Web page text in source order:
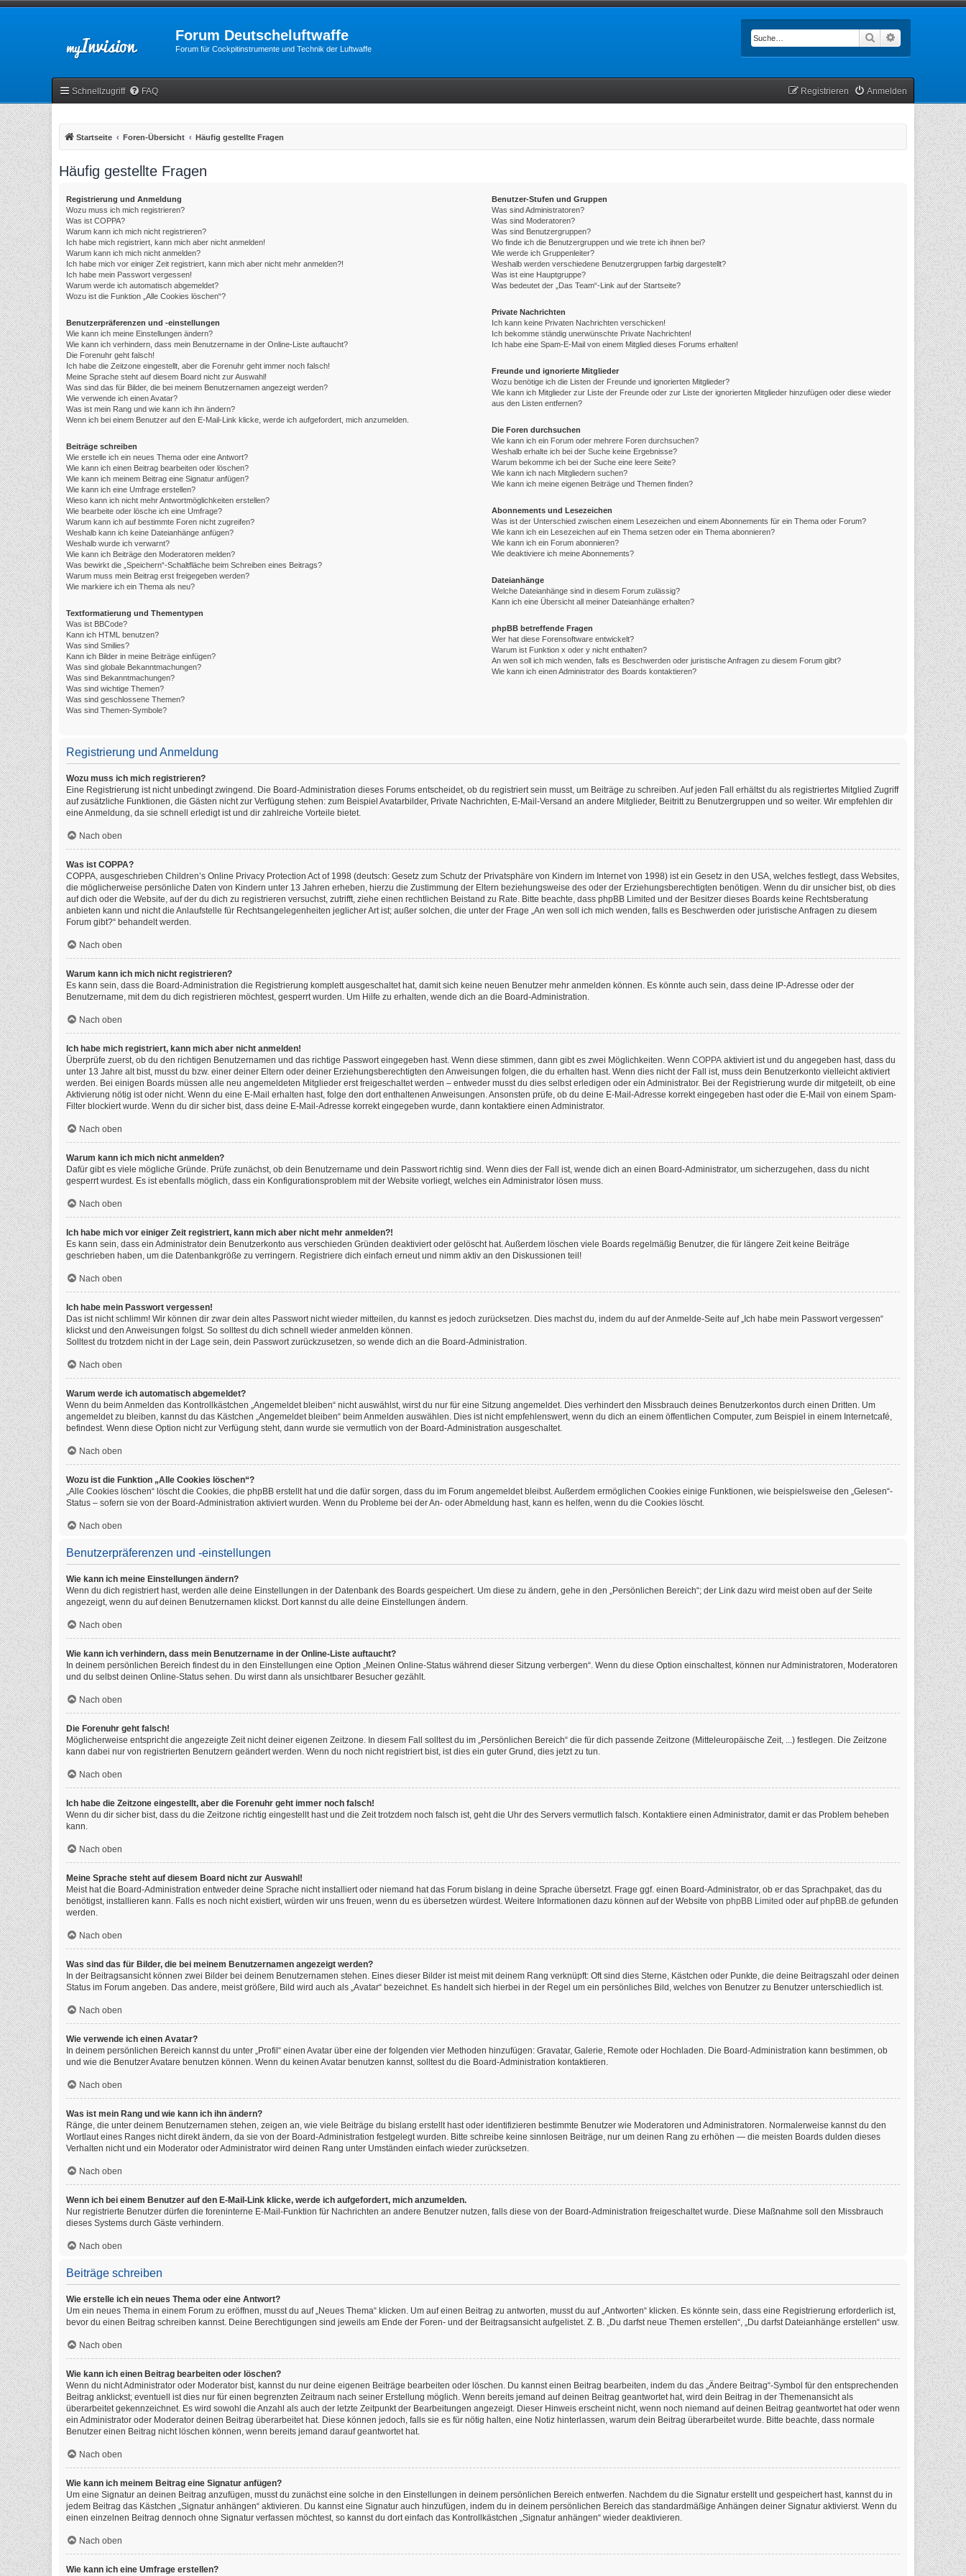
Forum Deutscheluftwaffe
Forum für Cockpitinstrumente und Technik der Luftwaffe
Suche
Schnellzugriff FAQ Anmelden
Registrieren
Startseite Foren-Übersicht Häufig gestellte Fragen
Häufig gestellte Fragen
Registrierung und Anmeldung
Wozu muss ich mich registrieren?
Was ist COPPA?
Warum kann ich mich nicht registrieren?
Ich habe mich registriert, kann mich aber nicht anmelden!
Warum kann ich mich nicht anmelden?
Ich habe mich vor einiger Zeit registriert, kann mich aber nicht mehr anmelden?!
Ich habe mein Passwort vergessen!
Warum werde ich automatisch abgemeldet?
Wozu ist die Funktion „Alle Cookies löschen“?
Benutzerpräferenzen und -einstellungen
Wie kann ich meine Einstellungen ändern?
Wie kann ich verhindern, dass mein Benutzername in der Online-Liste auftaucht?
Die Forenuhr geht falsch!
Ich habe die Zeitzone eingestellt, aber die Forenuhr geht immer noch falsch!
Meine Sprache steht auf diesem Board nicht zur Auswahl!
Was sind das für Bilder, die bei meinem Benutzernamen angezeigt werden?
Wie verwende ich einen Avatar?
Was ist mein Rang und wie kann ich ihn ändern?
Wenn ich bei einem Benutzer auf den E-Mail-Link klicke, werde ich aufgefordert, mich anzumelden.
Beiträge schreiben
Wie erstelle ich ein neues Thema oder eine Antwort?
Wie kann ich einen Beitrag bearbeiten oder löschen?
Wie kann ich meinem Beitrag eine Signatur anfügen?
Wie kann ich eine Umfrage erstellen?
Wieso kann ich nicht mehr Antwortmöglichkeiten erstellen?
Wie bearbeite oder lösche ich eine Umfrage?
Warum kann ich auf bestimmte Foren nicht zugreifen?
Weshalb kann ich keine Dateianhänge anfügen?
Weshalb wurde ich verwarnt?
Wie kann ich Beiträge den Moderatoren melden?
Was bewirkt die „Speichern“-Schaltfläche beim Schreiben eines Beitrags?
Warum muss mein Beitrag erst freigegeben werden?
Wie markiere ich ein Thema als neu?
Textformatierung und Thementypen
Was ist BBCode?
Kann ich HTML benutzen?
Was sind Smilies?
Kann ich Bilder in meine Beiträge einfügen?
Was sind globale Bekanntmachungen?
Was sind Bekanntmachungen?
Was sind wichtige Themen?
Was sind geschlossene Themen?
Was sind Themen-Symbole?
Benutzer-Stufen und Gruppen
Was sind Administratoren?
Was sind Moderatoren?
Was sind Benutzergruppen?
Wo finde ich die Benutzergruppen und wie trete ich ihnen bei?
Wie werde ich Gruppenleiter?
Weshalb werden verschiedene Benutzergruppen farbig dargestellt?
Was ist eine Hauptgruppe?
Was bedeutet der „Das Team“-Link auf der Startseite?
Private Nachrichten
Ich kann keine Privaten Nachrichten verschicken!
Ich bekomme ständig unerwünschte Private Nachrichten!
Ich habe eine Spam-E-Mail von einem Mitglied dieses Forums erhalten!
Freunde und ignorierte Mitglieder
Wozu benötige ich die Listen der Freunde und ignorierten Mitglieder?
Wie kann ich Mitglieder zur Liste der Freunde oder zur Liste der ignorierten Mitglieder hinzufügen oder diese wieder
aus den Listen entfernen?
Die Foren durchsuchen
Wie kann ich ein Forum oder mehrere Foren durchsuchen?
Weshalb erhalte ich bei der Suche keine Ergebnisse?
Warum bekomme ich bei der Suche eine leere Seite?
Wie kann ich nach Mitgliedern suchen?
Wie kann ich meine eigenen Beiträge und Themen finden?
Abonnements und Lesezeichen
Was ist der Unterschied zwischen einem Lesezeichen und einem Abonnements für ein Thema oder Forum?
Wie kann ich ein Lesezeichen auf ein Thema setzen oder ein Thema abonnieren?
Wie kann ich ein Forum abonnieren?
Wie deaktiviere ich meine Abonnements?
Dateianhänge
Welche Dateianhänge sind in diesem Forum zulässig?
Kann ich eine Übersicht all meiner Dateianhänge erhalten?
phpBB betreffende Fragen
Wer hat diese Forensoftware entwickelt?
Warum ist Funktion x oder y nicht enthalten?
An wen soll ich mich wenden, falls es Beschwerden oder juristische Anfragen zu diesem Forum gibt?
Wie kann ich einen Administrator des Boards kontaktieren?
Registrierung und Anmeldung
Wozu muss ich mich registrieren?
Eine Registrierung ist nicht unbedingt zwingend. Die Board-Administration dieses Forums entscheidet, ob du registriert sein musst, um Beiträge zu schreiben. Auf jeden Fall erhältst du als registriertes Mitglied Zugriff
auf zusätzliche Funktionen, die Gästen nicht zur Verfügung stehen: zum Beispiel Avatarbilder, Private Nachrichten, E-Mail-Versand an andere Mitglieder, Beitritt zu Benutzergruppen und so weiter. Wir empfehlen dir
eine Anmeldung, da sie schnell erledigt ist und dir zahlreiche Vorteile bietet.
Nach oben
Was ist COPPA?
COPPA, ausgeschrieben Children’s Online Privacy Protection Act of 1998 (deutsch: Gesetz zum Schutz der Privatsphäre von Kindern im Internet von 1998) ist ein Gesetz in den USA, welches festlegt, dass Websites,
die möglicherweise persönliche Daten von Kindern unter 13 Jahren erheben, hierzu die Zustimmung der Eltern beziehungsweise des oder der Erziehungsberechtigten benötigen. Wenn du dir unsicher bist, ob dies
auf dich oder die Website, auf der du dich zu registrieren versuchst, zutrifft, ziehe einen rechtlichen Beistand zu Rate. Bitte beachte, dass phpBB Limited und der Besitzer dieses Boards keine Rechtsberatung
anbieten kann und nicht die Anlaufstelle für Rechtsangelegenheiten jeglicher Art ist; außer solchen, die unter der Frage „An wen soll ich mich wenden, falls es Beschwerden oder juristische Anfragen zu diesem
Forum gibt?“ behandelt werden.
Nach oben
Warum kann ich mich nicht registrieren?
Es kann sein, dass die Board-Administration die Registrierung komplett ausgeschaltet hat, damit sich keine neuen Benutzer mehr anmelden können. Es könnte auch sein, dass deine IP-Adresse oder der
Benutzername, mit dem du dich registrieren möchtest, gesperrt wurden. Um Hilfe zu erhalten, wende dich an die Board-Administration.
Nach oben
Ich habe mich registriert, kann mich aber nicht anmelden!
Überprüfe zuerst, ob du den richtigen Benutzernamen und das richtige Passwort eingegeben hast. Wenn diese stimmen, dann gibt es zwei Möglichkeiten. Wenn COPPA aktiviert ist und du angegeben hast, dass du
unter 13 Jahre alt bist, musst du bzw. einer deiner Eltern oder deiner Erziehungsberechtigten den Anweisungen folgen, die du erhalten hast. Wenn dies nicht der Fall ist, muss dein Benutzerkonto vielleicht aktiviert
werden. Bei einigen Boards müssen alle neu angemeldeten Mitglieder erst freigeschaltet werden – entweder musst du dies selbst erledigen oder ein Administrator. Bei der Registrierung wurde dir mitgeteilt, ob eine
Aktivierung nötig ist oder nicht. Wenn du eine E-Mail erhalten hast, folge den dort enthaltenen Anweisungen. Ansonsten prüfe, ob du deine E-Mail-Adresse korrekt eingegeben hast oder die E-Mail von einem Spam-
Filter blockiert wurde. Wenn du dir sicher bist, dass deine E-Mail-Adresse korrekt eingegeben wurde, dann kontaktiere einen Administrator.
Nach oben
Warum kann ich mich nicht anmelden?
Dafür gibt es viele mögliche Gründe. Prüfe zunächst, ob dein Benutzername und dein Passwort richtig sind. Wenn dies der Fall ist, wende dich an einen Board-Administrator, um sicherzugehen, dass du nicht
gesperrt wurdest. Es ist ebenfalls möglich, dass ein Konfigurationsproblem mit der Website vorliegt, welches ein Administrator lösen muss.
Nach oben
Ich habe mich vor einiger Zeit registriert, kann mich aber nicht mehr anmelden?!
Es kann sein, dass ein Administrator dein Benutzerkonto aus verschieden Gründen deaktiviert oder gelöscht hat. Außerdem löschen viele Boards regelmäßig Benutzer, die für längere Zeit keine Beiträge
geschrieben haben, um die Datenbankgröße zu verringern. Registriere dich einfach erneut und nimm aktiv an den Diskussionen teil!
Nach oben
Ich habe mein Passwort vergessen!
Das ist nicht schlimm! Wir können dir zwar dein altes Passwort nicht wieder mitteilen, du kannst es jedoch zurücksetzen. Dies machst du, indem du auf der Anmelde-Seite auf „Ich habe mein Passwort vergessen“
klickst und den Anweisungen folgst. So solltest du dich schnell wieder anmelden können.
Solltest du trotzdem nicht in der Lage sein, dein Passwort zurückzusetzen, so wende dich an die Board-Administration.
Nach oben
Warum werde ich automatisch abgemeldet?
Wenn du beim Anmelden das Kontrollkästchen „Angemeldet bleiben“ nicht auswählst, wirst du nur für eine Sitzung angemeldet. Dies verhindert den Missbrauch deines Benutzerkontos durch einen Dritten. Um
angemeldet zu bleiben, kannst du das Kästchen „Angemeldet bleiben“ beim Anmelden auswählen. Dies ist nicht empfehlenswert, wenn du dich an einem öffentlichen Computer, zum Beispiel in einem Internetcafé,
befindest. Wenn diese Option nicht zur Verfügung steht, dann wurde sie vermutlich von der Board-Administration ausgeschaltet.
Nach oben
Wozu ist die Funktion „Alle Cookies löschen“?
„Alle Cookies löschen“ löscht die Cookies, die phpBB erstellt hat und die dafür sorgen, dass du im Forum angemeldet bleibst. Außerdem ermöglichen Cookies einige Funktionen, wie beispielsweise den „Gelesen“-
Status – sofern sie von der Board-Administration aktiviert wurden. Wenn du Probleme bei der An- oder Abmeldung hast, kann es helfen, wenn du die Cookies löscht.
Nach oben
Benutzerpräferenzen und -einstellungen
Wie kann ich meine Einstellungen ändern?
Wenn du dich registriert hast, werden alle deine Einstellungen in der Datenbank des Boards gespeichert. Um diese zu ändern, gehe in den „Persönlichen Bereich“; der Link dazu wird meist oben auf der Seite
angezeigt, wenn du auf deinen Benutzernamen klickst. Dort kannst du alle deine Einstellungen ändern.
Nach oben
Wie kann ich verhindern, dass mein Benutzername in der Online-Liste auftaucht?
In deinem persönlichen Bereich findest du in den Einstellungen eine Option „Meinen Online-Status während dieser Sitzung verbergen“. Wenn du diese Option einschaltest, können nur Administratoren, Moderatoren
und du selbst deinen Online-Status sehen. Du wirst dann als unsichtbarer Besucher gezählt.
Nach oben
Die Forenuhr geht falsch!
Möglicherweise entspricht die angezeigte Zeit nicht deiner eigenen Zeitzone. In diesem Fall solltest du im „Persönlichen Bereich“ die für dich passende Zeitzone (Mitteleuropäische Zeit, ...) festlegen. Die Zeitzone
kann dabei nur von registrierten Benutzern geändert werden. Wenn du noch nicht registriert bist, ist dies ein guter Grund, dies jetzt zu tun.
Nach oben
Ich habe die Zeitzone eingestellt, aber die Forenuhr geht immer noch falsch!
Wenn du dir sicher bist, dass du die Zeitzone richtig eingestellt hast und die Zeit trotzdem noch falsch ist, geht die Uhr des Servers vermutlich falsch. Kontaktiere einen Administrator, damit er das Problem beheben
kann.
Nach oben
Meine Sprache steht auf diesem Board nicht zur Auswahl!
Meist hat die Board-Administration entweder deine Sprache nicht installiert oder niemand hat das Forum bislang in deine Sprache übersetzt. Frage ggf. einen Board-Administrator, ob er das Sprachpaket, das du
benötigst, installieren kann. Falls es noch nicht existiert, würden wir uns freuen, wenn du es übersetzen würdest. Weitere Informationen dazu können auf der Website von phpBB Limited oder aufphpBB.de gefunden
werden.
Nach oben
Was sind das für Bilder, die bei meinem Benutzernamen angezeigt werden?
In der Beitragsansicht können zwei Bilder bei deinem Benutzernamen stehen. Eines dieser Bilder ist meist mit deinem Rang verknüpft: Oft sind dies Sterne, Kästchen oder Punkte, die deine Beitragszahl oder deinen
Status im Forum angeben. Das andere, meist größere, Bild wird auch als „Avatar“ bezeichnet. Es handelt sich hierbei in der Regel um ein persönliches Bild, welches von Benutzer zu Benutzer unterschiedlich ist.
Nach oben
Wie verwende ich einen Avatar?
In deinem persönlichen Bereich kannst du unter „Profil“ einen Avatar über eine der folgenden vier Methoden hinzufügen: Gravatar, Galerie, Remote oder Hochladen. Die Board-Administration kann bestimmen, ob
und wie die Benutzer Avatare benutzen können. Wenn du keinen Avatar benutzen kannst, solltest du die Board-Administration kontaktieren.
Nach oben
Was ist mein Rang und wie kann ich ihn ändern?
Ränge, die unter deinem Benutzernamen stehen, zeigen an, wie viele Beiträge du bislang erstellt hast oder identifizieren bestimmte Benutzer wie Moderatoren und Administratoren. Normalerweise kannst du den
Wortlaut eines Ranges nicht direkt ändern, da sie von der Board-Administration festgelegt wurden. Bitte schreibe keine sinnlosen Beiträge, nur um deinen Rang zu erhöhen — die meisten Boards dulden dieses
Verhalten nicht und ein Moderator oder Administrator wird deinen Rang unter Umständen einfach wieder zurücksetzen.
Nach oben
Wenn ich bei einem Benutzer auf den E-Mail-Link klicke, werde ich aufgefordert, mich anzumelden.
Nur registrierte Benutzer dürfen die foreninterne E-Mail-Funktion für Nachrichten an andere Benutzer nutzen, falls diese von der Board-Administration freigeschaltet wurde. Diese Maßnahme soll den Missbrauch
dieses Systems durch Gäste verhindern.
Nach oben
Beiträge schreiben
Wie erstelle ich ein neues Thema oder eine Antwort?
Um ein neues Thema in einem Forum zu eröffnen, musst du auf „Neues Thema“ klicken. Um auf einen Beitrag zu antworten, musst du auf „Antworten“ klicken. Es könnte sein, dass eine Registrierung erforderlich ist,
bevor du einen Beitrag schreiben kannst. Deine Berechtigungen sind jeweils am Ende der Foren- und der Beitragsansicht aufgelistet. Z. B. „Du darfst neue Themen erstellen“, „Du darfst Dateianhänge erstellen“ usw.
Nach oben
Wie kann ich einen Beitrag bearbeiten oder löschen?
Wenn du nicht Administrator oder Moderator bist, kannst du nur deine eigenen Beiträge bearbeiten oder löschen. Du kannst einen Beitrag bearbeiten, indem du das „Ändere Beitrag“-Symbol für den entsprechenden
Beitrag anklickst; eventuell ist dies nur für einen begrenzten Zeitraum nach seiner Erstellung möglich. Wenn bereits jemand auf deinen Beitrag geantwortet hat, wird dein Beitrag in der Themenansicht als
überarbeitet gekennzeichnet. Es wird sowohl die Anzahl als auch der letzte Zeitpunkt der Bearbeitungen angezeigt. Dieser Hinweis erscheint nicht, wenn noch niemand auf deinen Beitrag geantwortet hat oder wenn
ein Administrator oder Moderator deinen Beitrag überarbeitet hat. Diese können jedoch, falls sie es für nötig halten, eine Notiz hinterlassen, warum dein Beitrag überarbeitet wurde. Bitte beachte, dass normale
Benutzer einen Beitrag nicht löschen können, wenn bereits jemand darauf geantwortet hat.
Nach oben
Wie kann ich meinem Beitrag eine Signatur anfügen?
Um eine Signatur an deinen Beitrag anzufügen, musst du zunächst eine solche in den Einstellungen in deinem persönlichen Bereich entwerfen. Nachdem du die Signatur erstellt und gespeichert hast, kannst du in
jedem Beitrag das Kästchen „Signatur anhängen“ aktivieren. Du kannst eine Signatur auch hinzufügen, indem du in deinem persönlichen Bereich das standardmäßige Anhängen deiner Signatur aktivierst. Wenn du
einen einzelnen Beitrag dennoch ohne Signatur verfassen möchtest, so kannst du dort einfach das Kontrollkästchen „Signatur anhängen“ wieder deaktivieren.
Nach oben
Wie kann ich eine Umfrage erstellen?